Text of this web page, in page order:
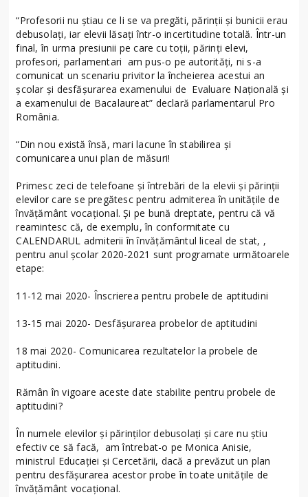
“Profesorii nu știau ce li se va pregăti, părinții și bunicii erau
debusolați, iar elevii lăsați într-o incertitudine totală. Într-un
final, în urma presiunii pe care cu toții, părinți elevi,
profesori, parlamentari am pus-o pe autorități, ni s-a
comunicat un scenariu privitor la încheierea acestui an
școlar și desfășurarea examenului de Evaluare Națională și
a examenului de Bacalaureat” declară parlamentarul Pro
România.
“Din nou există însă, mari lacune în stabilirea și
comunicarea unui plan de măsuri!
Primesc zeci de telefoane și întrebări de la elevii și părinții
elevilor care se pregătesc pentru admiterea în unitățile de
învățământ vocațional. Și pe bună dreptate, pentru că vă
reamintesc că, de exemplu, în conformitate cu
CALENDARUL admiterii în învățământul liceal de stat, ,
pentru anul școlar 2020-2021 sunt programate următoarele
etape:
11-12 mai 2020- Înscrierea pentru probele de aptitudini
13-15 mai 2020- Desfășurarea probelor de aptitudini
18 mai 2020- Comunicarea rezultatelor la probele de
aptitudini.
Rămân în vigoare aceste date stabilite pentru probele de
aptitudini?
În numele elevilor și părinților debusolați și care nu știu
efectiv ce să facă, am întrebat-o pe Monica Anisie,
ministrul Educației și Cercetării, dacă a prevăzut un plan
pentru desfășurarea acestor probe în toate unitățile de
învățământ vocațional.